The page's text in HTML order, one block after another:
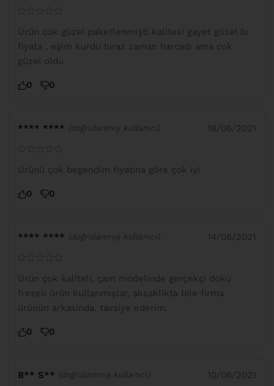
Ürün cok güzel paketlenmişti kalitesi gayet güzel bı
fiyata , eşim kurdu biraz zaman harcadı ama cok
güzel oldu
0 0
**** **** (doğrulanmış kullanıcı) 18/06/2021
Ürünü çok begendim fiyatına göre çok iyi
0 0
**** **** (doğrulanmış kullanıcı) 14/06/2021
Ürün çok kaliteli, çam modelinde gerçekçi doku
frezeli ürün kullanmışlar, aksaklikta bile firma
ürünün arkasinda. tavsiye ederim.
0 0
B** S** (doğrulanmış kullanıcı) 10/06/2021